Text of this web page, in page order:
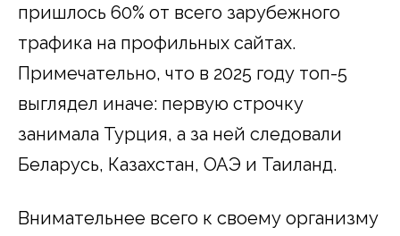
пришлось 60% от всего зарубежного
трафика на профильных сайтах.
Примечательно, что в 2025 году топ-5
выглядел иначе: первую строчку
занимала Турция, а за ней следовали
Беларусь, Казахстан, ОАЭ и Таиланд.
Внимательнее всего к своему организму